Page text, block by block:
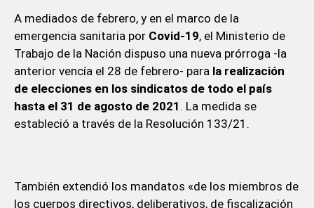
A mediados de febrero, y en el marco de la
emergencia sanitaria por Covid-19, el Ministerio de
Trabajo de la Nación dispuso una nueva prórroga -la
anterior vencía el 28 de febrero- para la realización
de elecciones en los sindicatos de todo el país
hasta el 31 de agosto de 2021 . La medida se
estableció a través de la Resolución 133/21.
También extendió los mandatos «de los miembros de
los cuerpos directivos, deliberativos, de fiscalización